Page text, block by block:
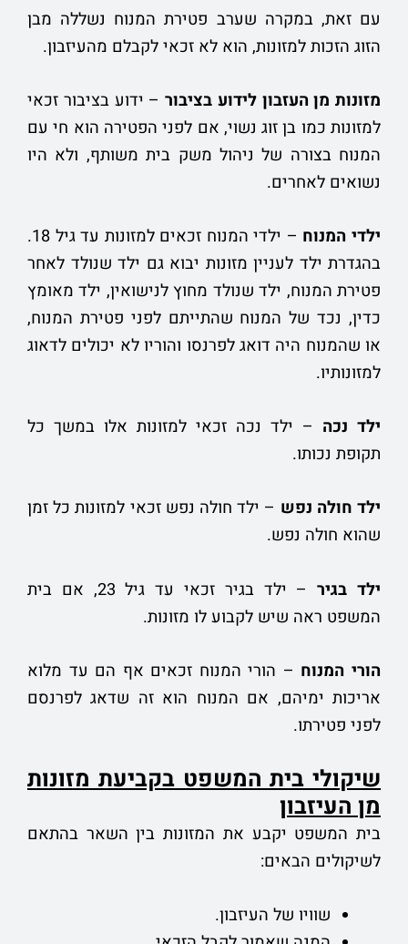
עם זאת, במקרה שערב פטירת המנוח נשללה מבן
הזוג הזכות למזונות, הוא לא זכאי לקבלם מהעיזבון.
מזונות מן העזבון לידוע בציבור – ידוע בציבור זכאי
למזונות כמו בן זוג נשוי, אם לפני הפטירה הוא חי עם
המנוח בצורה של ניהול משק בית משותף, ולא היו
נשואים לאחרים.
ילדי המנוח
– ילדי המנוח זכאים למזונות עד גיל 18.
בהגדרת ילד לעניין מזונות יבוא גם ילד שנולד לאחר
פטירת המנוח, ילד שנולד מחוץ לנישואין, ילד מאומץ
כדין, נכד של המנוח שהתייתם לפני פטירת המנוח,
או שהמנוח היה דואג לפרנסו והוריו לא יכולים לדאוג
למזונותיו.
ילד נכה – ילד נכה זכאי למזונות אלו במשך כל
תקופת נכותו.
ילד חולה נפש – ילד חולה נפש זכאי למזונות כל זמן
שהוא חולה נפש.
ילד בגיר
– ילד בגיר זכאי עד גיל 23, אם בית
המשפט ראה שיש לקבוע לו מזונות.
הורי המנוח – הורי המנוח זכאים אף הם עד מלוא
אריכות ימיהם, אם המנוח הוא זה שדאג לפרנסם
לפני פטירתו.
שיקולי בית המשפט בקביעת מזונות
מן העיזבון
בית המשפט יקבע את המזונות בין השאר בהתאם
לשיקולים הבאים:
שוויו של העיזבון.